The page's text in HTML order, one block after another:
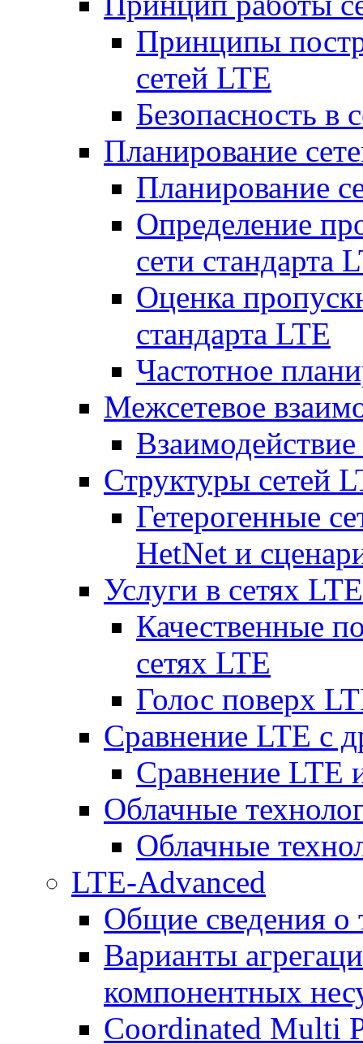
Принципы
сетей LTE
Безопасность в
Планирование
Планирование
Определение
сети стандарта
Оценка
стандарта LTE
Частотное
Межсетевое
Структуры сетей
Гетерогенные
HetNet и
Услуги в сетях LTE
Качественные
сетях LTE
Голос поверх
Сравнение LTE с
Сравнение LTE
Облачные
Облачные
LTE-Advanced
Общие сведения о
Варианты
компонентных
Coordinated Multi